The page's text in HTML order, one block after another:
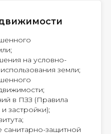
на условно-
земли;
в ПЗЗ (Правила
застройки);
санитарно-защитной